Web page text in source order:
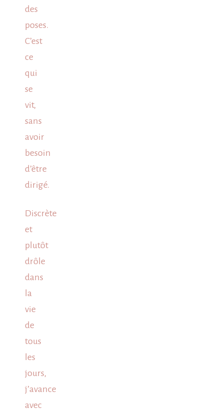
des
poses.
C’est
ce
qui
se
vit,
sans
avoir
besoin
d’être
dirigé.
Discrète
et
plutôt
drôle
dans
la
vie
de
tous
les
jours,
j’avance
avec